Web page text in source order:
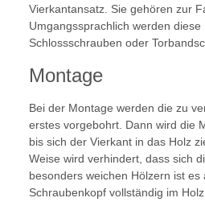
Vierkantansatz. Sie gehören zur
Umgangssprachlich werden
Schlossschrauben oder
Montage
Bei der Montage werden die zu
erstes vorgebohrt. Dann wird die
bis sich der Vierkant in das Holz
Weise wird verhindert, dass sich
besonders weichen Hölzern ist es
Schraubenkopf vollständig im